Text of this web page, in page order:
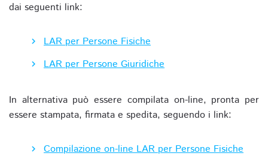
dai seguenti link:
LAR per Persone Fisiche
LAR per Persone Giuridiche
In alternativa può essere compilata on-line, pronta per
essere stampata, firmata e spedita, seguendo i link:
Compilazione on-line LAR per Persone Fisiche